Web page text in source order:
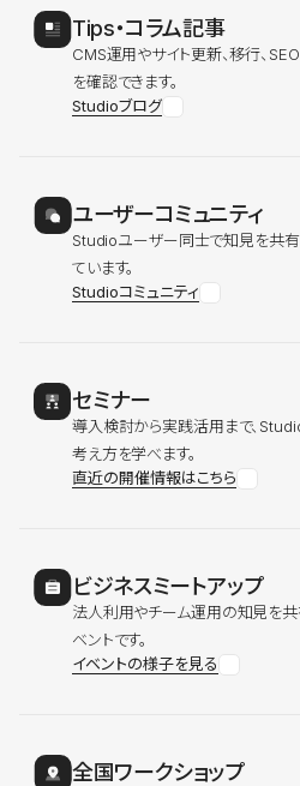
Tips・コラム記事
CMS運用やサイト更新、移行、
を確認できます。
Studioブログ
ユーザーコミュニティ
Studioユーザー同士で知見を共有
ています。
Studioコミュニティ
セミナー
導入検討から実践活用まで、
考え方を学べます。
直近の開催情報はこちら
ビジネスミートアップ
法人利用やチーム運用の知見を
ベントです。
イベントの様子を見る
全国ワークショップ